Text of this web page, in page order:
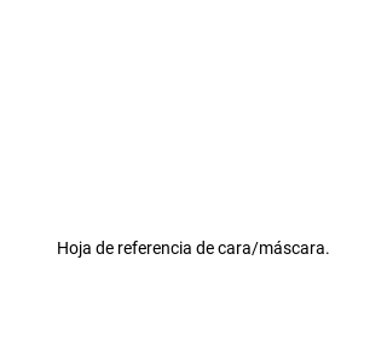
Hoja de referencia de cara/máscara.